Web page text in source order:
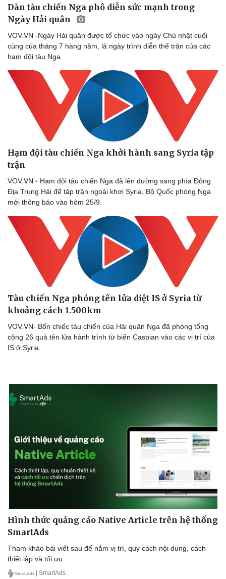
Sức khỏe
Sản phụ khoa
Nhi khoa
Nam khoa
Ăn sạch sống khỏe
Tình yêu - Gia đình
Dàn tàu chiến Nga phô diễn sức mạnh trong
Ngày Hải quân
VOV.VN -Ngày Hải quân được tổ chức vào ngày Chủ nhật cuối
cùng của tháng 7 hàng năm, là ngày trình diễn thế trận của các
hạm đội tàu Nga.
Hạm đội tàu chiến Nga khởi hành sang Syria tập
trận
VOV.VN - Hạm đội tàu chiến Nga đã lên đường sang phía Đông
Địa Trung Hải để tập trận ngoài khơi Syria, Bộ Quốc phòng Nga
mới thông báo vào hôm 25/9.
Tàu chiến Nga phóng tên lửa diệt IS ở Syria từ
khoảng cách 1.500km
VOV.VN- Bốn chiếc tàu chiến của Hải quân Nga đã phóng tổng
cộng 26 quả tên lửa hành trình từ biển Caspian vào các vị trí của
IS ở Syria.
Hình thức quảng cáo Native Article trên hệ thống
SmartAds
Tham khảo bài viết sau để nắm vị trí, quy cách nội dung, cách
thiết lập và tối ưu.
| SmartAds